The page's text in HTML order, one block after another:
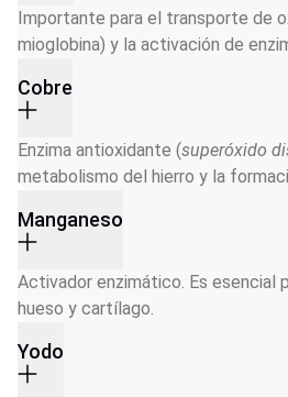
Importante para el transporte de
mioglobina) y la activación de
Cobre
Enzima antioxidante (superóxido
metabolismo del hierro y la
Manganeso
Activador enzimático. Es esencial
hueso y cartílago.
Yodo